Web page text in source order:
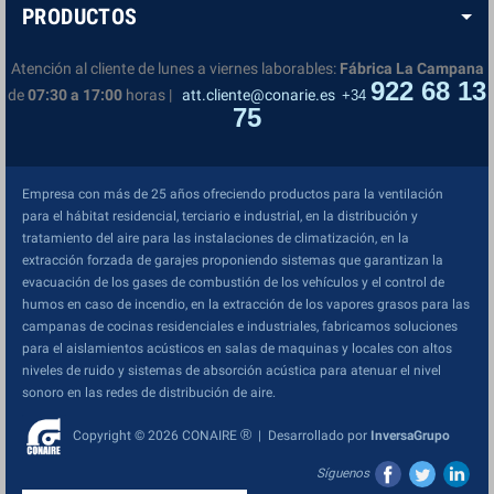
PRODUCTOS
Atención al cliente de lunes a viernes laborables: Fábrica La Campana
de07:30 a 17:00 horas | att.cliente@conarie.es +34 922 68 13
75
Empresa con más de 25 años ofreciendo productos para la ventilación
para el hábitat residencial, terciario e industrial, en la distribución y
tratamiento del aire para las instalaciones de climatización, en la
extracción forzada de garajes proponiendo sistemas que garantizan la
evacuación de los gases de combustión de los vehículos y el control de
humos en caso de incendio, en la extracción de los vapores grasos para las
campanas de cocinas residenciales e industriales, fabricamos soluciones
para el aislamientos acústicos en salas de maquinas y locales con altos
niveles de ruido y sistemas de absorción acústica para atenuar el nivel
sonoro en las redes de distribución de aire.
Copyright © 2026 CONAIRE ® | Desarrollado por InversaGrupo
Síguenos